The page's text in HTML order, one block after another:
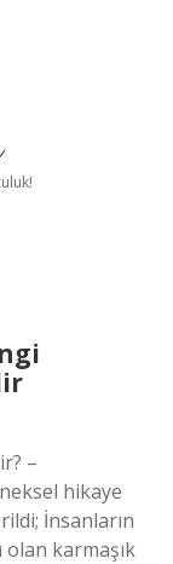
–
hikaye
İnsanların
olan karmaşık